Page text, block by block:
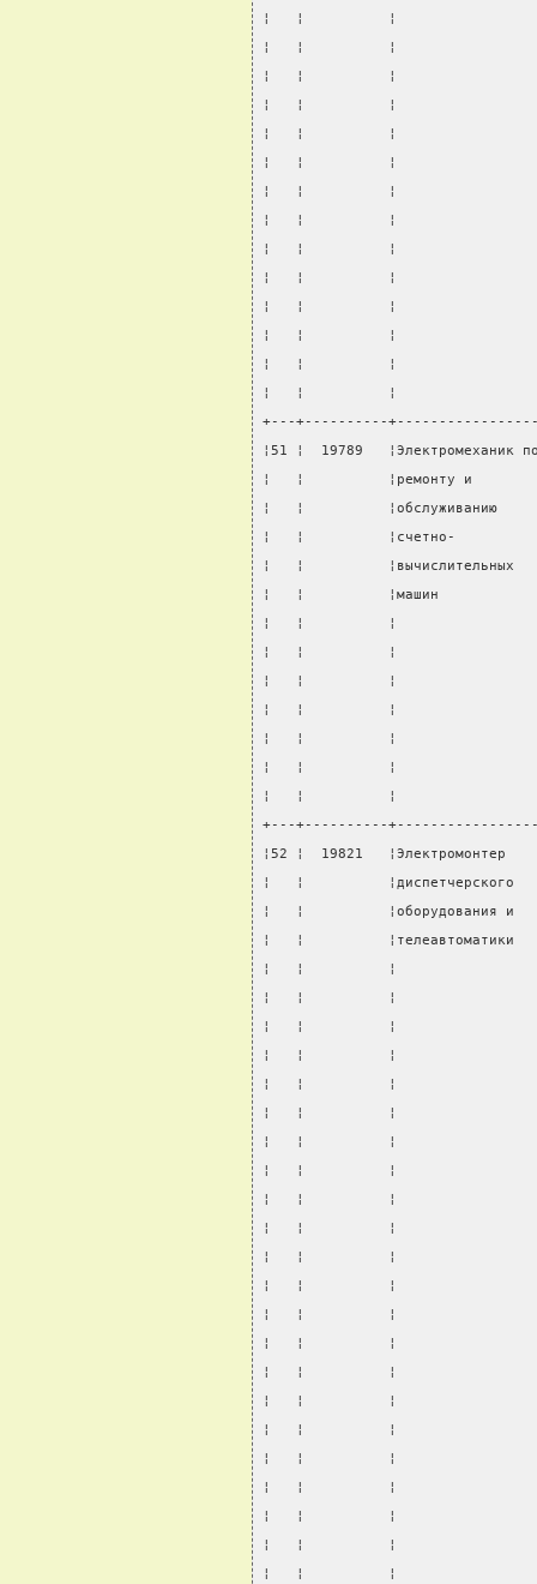
¦   ¦          ¦
¦   ¦          ¦
¦   ¦          ¦
¦   ¦          ¦
¦   ¦          ¦                  ¦В
¦   ¦          ¦
¦   ¦          ¦
¦   ¦          ¦
¦   ¦          ¦
¦   ¦          ¦
¦   ¦          ¦
¦   ¦          ¦
¦   ¦          ¦
¦   ¦          ¦
+---+----------
¦51 ¦  19789
¦   ¦          ¦ремонту и
¦   ¦
¦   ¦          ¦счетно-
¦   ¦
¦   ¦          ¦машин
¦   ¦          ¦
¦   ¦          ¦
¦   ¦          ¦
¦   ¦          ¦
¦   ¦          ¦
¦   ¦          ¦
¦   ¦          ¦
+---+----------
¦52 ¦  19821
¦   ¦
¦   ¦
¦   ¦
¦   ¦          ¦
¦   ¦          ¦
¦   ¦          ¦
¦   ¦          ¦
¦   ¦          ¦
¦   ¦          ¦
¦   ¦          ¦
¦   ¦          ¦
¦   ¦          ¦
¦   ¦          ¦
¦   ¦          ¦
¦   ¦          ¦
¦   ¦          ¦
¦   ¦          ¦
¦   ¦          ¦
¦   ¦          ¦
¦   ¦          ¦
¦   ¦          ¦
¦   ¦          ¦
¦   ¦          ¦
¦   ¦          ¦
¦   ¦          ¦